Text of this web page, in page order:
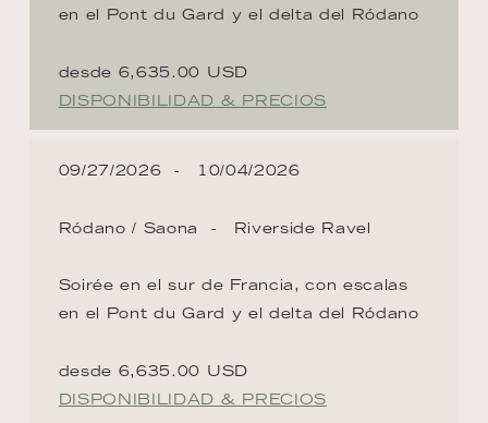
en el Pont du Gard y el delta del Ródano
desde 6,635.00 USD
DISPONIBILIDAD & PRECIOS
09/27/2026 10/04/2026
Ródano / Saona Riverside Ravel
Soirée en el sur de Francia, con escalas
en el Pont du Gard y el delta del Ródano
desde 6,635.00 USD
DISPONIBILIDAD & PRECIOS